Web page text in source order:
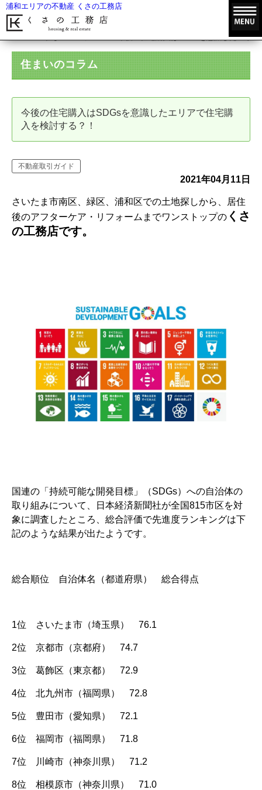
浦和エリアの不動産 くさの工務店
今後の住宅購入はSDGsを意識したエリ
住まいのコラム
今後の住宅購入はSDGsを意識したエリアで住宅購
入を検討する？！
不動産取引ガイド
2021年04月11日
さいたま市南区、緑区、浦和区での土地探しから、居住
後のアフターケア・リフォームまでワンストップの くさ
の工務店です。
国連の「持続可能な開発目標」（SDGs）への自治体の
取り組みについて、日本経済新聞社が全国815市区を対
象に調査したところ、総合評価で先進度ランキングは下
記のような結果が出たようです。
総合順位 自治体名（都道府県） 総合得点
1位 さいたま市（埼玉県） 76.1
2位 京都市（京都府） 74.7
3位 葛飾区（東京都） 72.9
4位 北九州市（福岡県） 72.8
5位 豊田市（愛知県） 72.1
6位 福岡市（福岡県） 71.8
7位 川崎市（神奈川県） 71.2
8位 相模原市（神奈川県） 71.0